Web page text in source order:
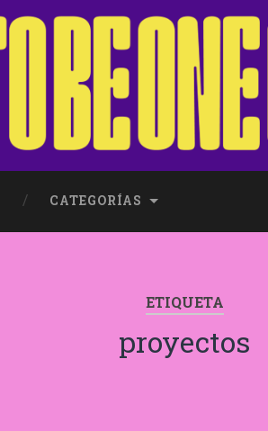
CATEGORÍAS
ETIQUETA
proyectos